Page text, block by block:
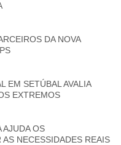
DA NOVA
EM SETÚBAL AVALIA
EXTREMOS
AJUDA OS
NECESSIDADES REAIS